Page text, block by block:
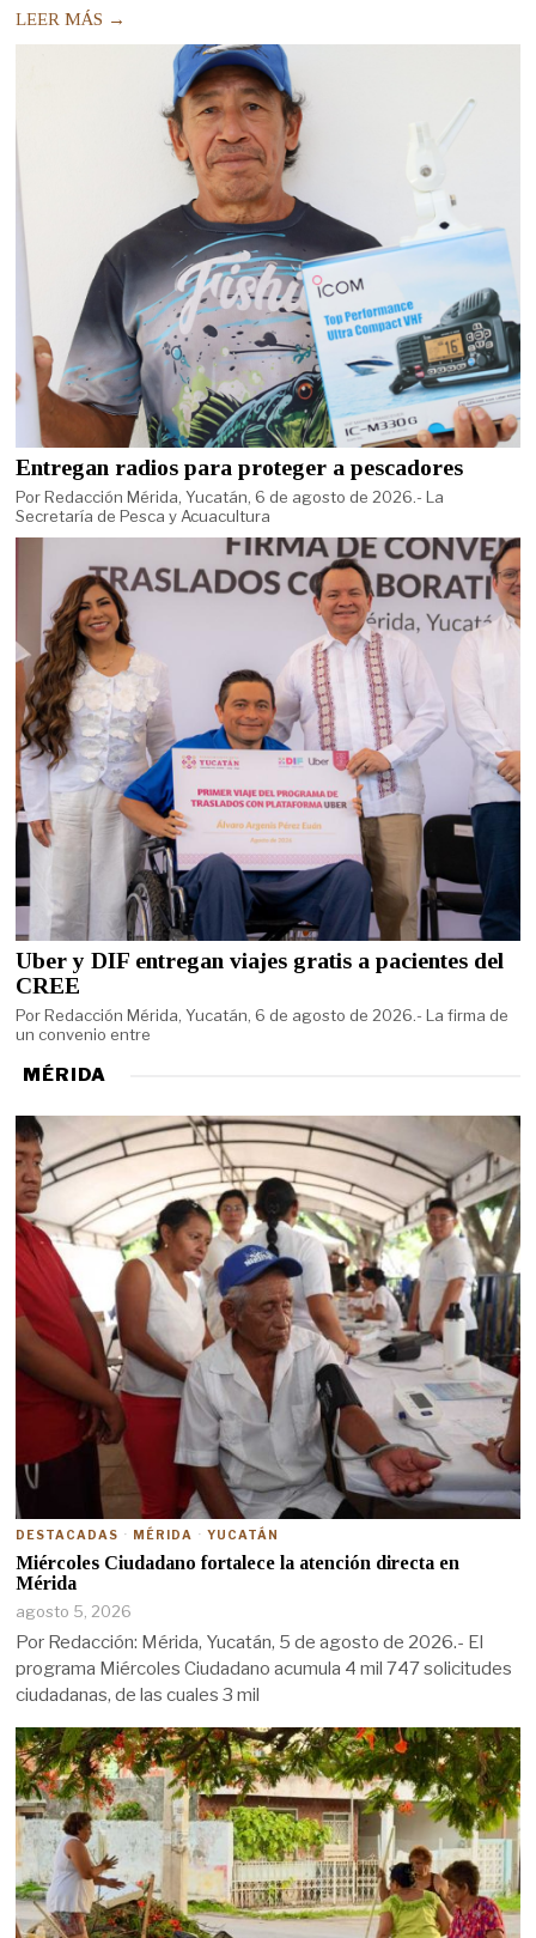
LEER MÁS →
Entregan radios para proteger a pescadores
Por Redacción Mérida, Yucatán, 6 de agosto de 2026.- La
Secretaría de Pesca y Acuacultura
Uber y DIF entregan viajes gratis a pacientes del
CREE
Por Redacción Mérida, Yucatán, 6 de agosto de 2026.- La firma de
un convenio entre
MÉRIDA
DESTACADAS · MÉRIDA · YUCATÁN
Miércoles Ciudadano fortalece la atención directa en
Mérida
agosto 5, 2026
Por Redacción: Mérida, Yucatán, 5 de agosto de 2026.- El
programa Miércoles Ciudadano acumula 4 mil 747 solicitudes
ciudadanas, de las cuales 3 mil